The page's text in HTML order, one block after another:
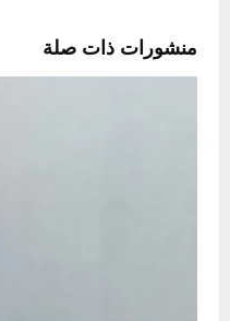
منشورات ذات صلة